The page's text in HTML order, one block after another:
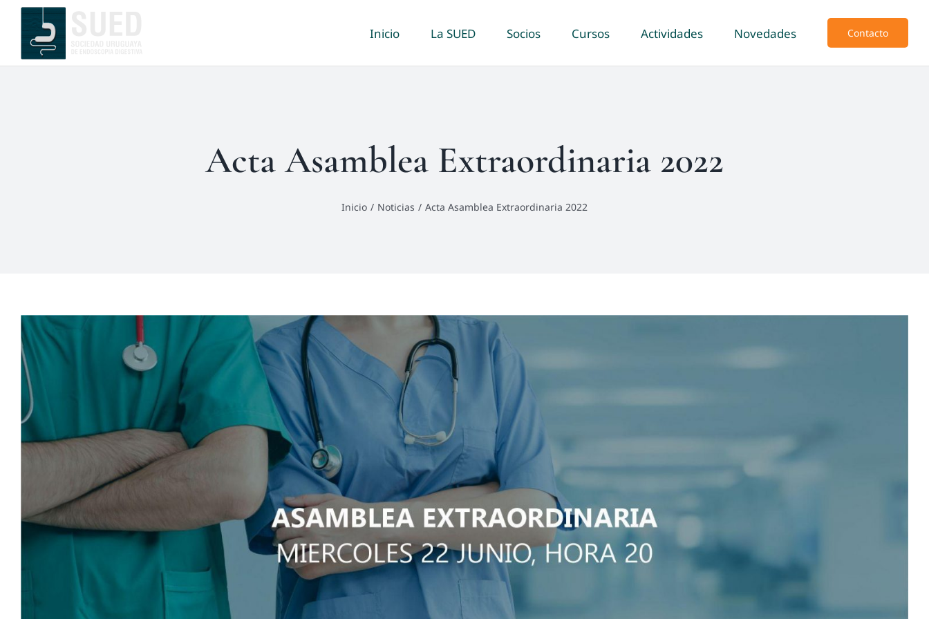
Saltar
contenido
Inicio La SUED Socios Cursos Actividades Novedades Contacto
Acta Asamblea Extraordinaria 2022
Inicio Noticias Acta Asamblea Extraordinaria 2022